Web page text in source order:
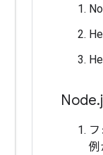
Node.
フ
例